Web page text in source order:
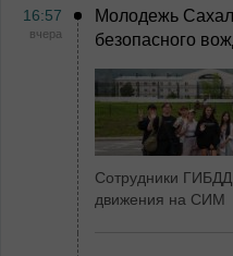
16:57
вчера
Молодежь
безопасного
Сотрудники
движения на СИМ